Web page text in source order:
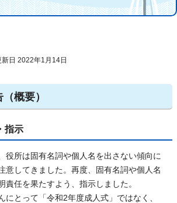
日 2022年1月14日
概要）
指示
役所は固有名詞や個人名を出さない傾向に
意してきました。再度、固有名詞や個人名
責任を果たすよう、指示しました。
とって「令和2年度成人式」ではなく、